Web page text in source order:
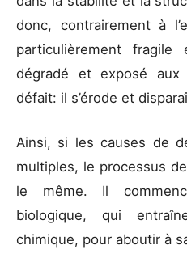
donc, contrairement à
particulièrement
dégradé et exposé
défait: il s’érode et
Ainsi, si les causes de
multiples, le processus
le même. Il
biologique, qui
chimique, pour aboutir à